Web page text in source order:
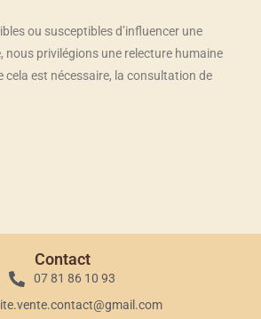
ou susceptibles d’influencer une
nous privilégions une relecture humaine
cela est nécessaire, la consultation de
Contact
07 81 86 10 93